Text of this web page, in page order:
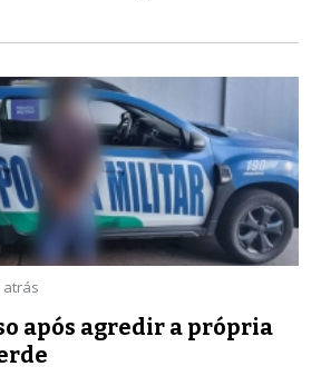
atrás
após agredir a própria